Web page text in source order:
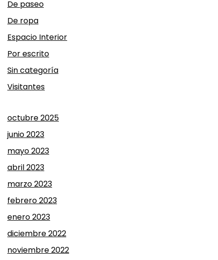
De paseo
De ropa
Espacio Interior
Por escrito
Sin categoría
Visitantes
octubre 2025
junio 2023
mayo 2023
abril 2023
marzo 2023
febrero 2023
enero 2023
diciembre 2022
noviembre 2022